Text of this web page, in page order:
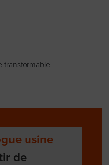
transformable
usine
de